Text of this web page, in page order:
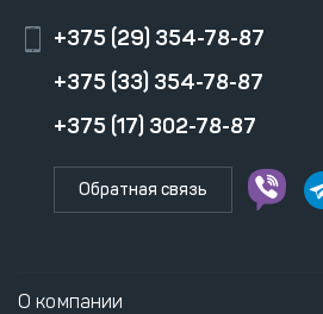
+375 (29) 354-78-87
+375 (33) 354-78-87
+375 (17) 302-78-87
Обратная связь
О компании